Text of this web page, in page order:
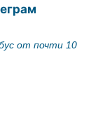
от почти 10